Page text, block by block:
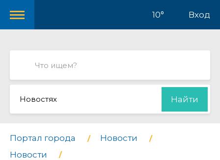
10° Вход
Новостях Найти
Портал города
Новости
Новости